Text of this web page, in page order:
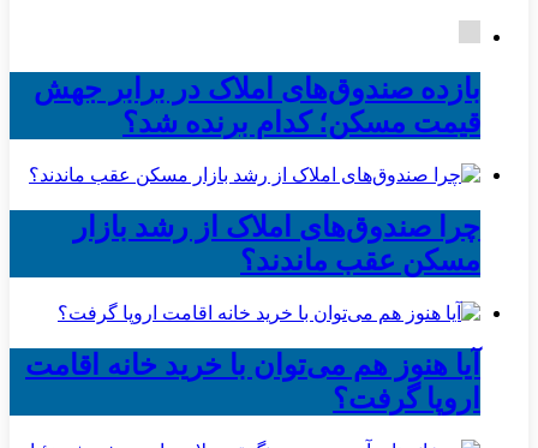
بازده صندوق‌های املاک در برابر جهش
قیمت مسکن؛ کدام برنده شد؟
چرا صندوق‌های املاک از رشد بازار
مسکن عقب ماندند؟
آیا هنوز هم می‌توان با خرید خانه اقامت
اروپا گرفت؟